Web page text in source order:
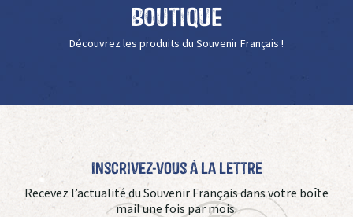
Boutique
Découvrez les produits du Souvenir Français !
Inscrivez-vous à La Lettre
Recevez l’actualité du Souvenir Français dans votre boîte
mail une fois par mois.